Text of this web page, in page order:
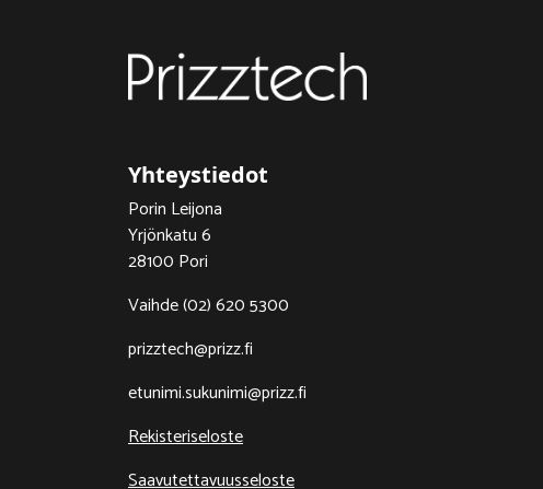
Yhteystiedot
Porin Leijona
Yrjönkatu 6
28100 Pori
Vaihde (02) 620 5300
prizztech@prizz.fi
etunimi.sukunimi@prizz.fi
Rekisteriseloste
Saavutettavuusseloste